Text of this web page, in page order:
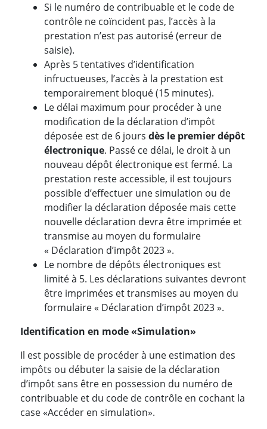
Si le numéro de contribuable et le code de
contrôle ne coïncident pas, l’accès à la
prestation n’est pas autorisé (erreur de
saisie).
Après 5 tentatives d’identification
infructueuses, l’accès à la prestation est
temporairement bloqué (15 minutes).
Le délai maximum pour procéder à une
modification de la déclaration d’impôt
déposée est de 6 jours dès le premier dépôt
électronique. Passé ce délai, le droit à un
nouveau dépôt électronique est fermé. La
prestation reste accessible, il est toujours
possible d’effectuer une simulation ou de
modifier la déclaration déposée mais cette
nouvelle déclaration devra être imprimée et
transmise au moyen du formulaire
« Déclaration d’impôt 2023 ».
Le nombre de dépôts électroniques est
limité à 5. Les déclarations suivantes devront
être imprimées et transmises au moyen du
formulaire « Déclaration d’impôt 2023 ».
Identification en mode «Simulation»
Il est possible de procéder à une estimation des
impôts ou débuter la saisie de la déclaration
d’impôt sans être en possession du numéro de
contribuable et du code de contrôle en cochant la
case «Accéder en simulation».